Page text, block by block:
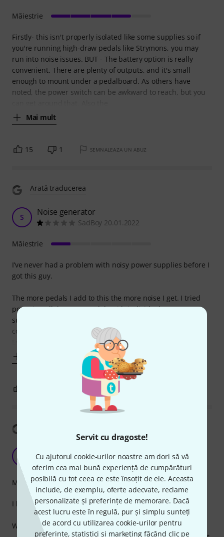
Servit cu dragoste!
Cu ajutorul cookie-urilor noastre am dori să vă
oferim cea mai bună experiență de cumpărături
posibilă cu tot ceea ce este însoțit de ele. Aceasta
include, de exemplu, oferte adecvate, reclame
personalizate și preferințe de memorare. Dacă
acest lucru este în regulă, pur și simplu sunteți
de acord cu utilizarea cookie-urilor pentru
preferințe, statistici și marketing făcând clic pe
Firstly- this isn't properly isolated like some supplies so if
you're running high-draw pedals like Strymons, you may
run into noise issues. BUT - The battery option is really
convenient. There are plenty of outputs, and it's small
enough to mount under a pedalboard. As others have
noted, the power switch can be awkward to reach, but you
Mai mult
Măiestrie
15 1 SEMNALEAZA UN ABUZ
Arată traducerea
S Noise generator
SadBoy 20.01.2022
I’ve never had a problem with noisy power supplies before I
got this guy.
The more pedals I add to this the more noise I get. I tried
powering all the same pedals with individual power
supplies and the noise was gone. I also tried different
configurations with this power supply, but nothing helped.
Every time I added a pedal, no matter what power output I
Măiestrie
SEMNALEAZA UN ABUZ
Mette 12.03.2020
I like this power supply. Why you ask?
Well, because of the following reasons:
Măiestrie